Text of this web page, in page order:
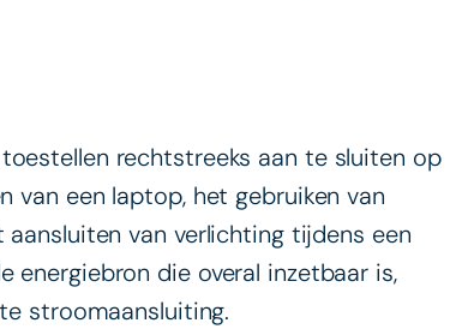
rechtstreeks aan te sluiten op
van een laptop, het gebruiken van
van verlichting tijdens een
energiebron die overal inzetbaar is,
stroomaansluiting.